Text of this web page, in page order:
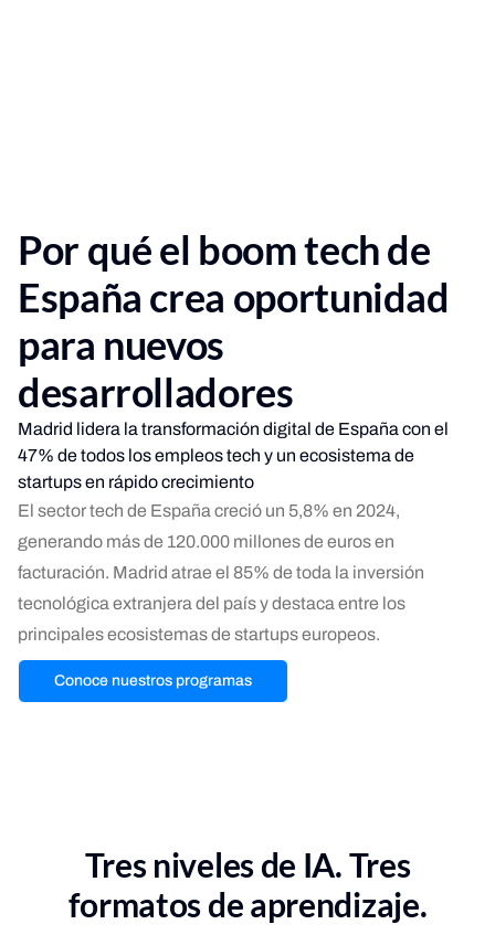
Por qué el boom tech de
España crea oportunidad
para nuevos
desarrolladores
Madrid lidera la transformación digital de España con el
47% de todos los empleos tech y un ecosistema de
startups en rápido crecimiento
El sector tech de España creció un 5,8% en 2024,
generando más de 120.000 millones de euros en
facturación. Madrid atrae el 85% de toda la inversión
tecnológica extranjera del país y destaca entre los
principales ecosistemas de startups europeos.
Conoce nuestros programas
Tres niveles de IA. Tres
formatos de aprendizaje.